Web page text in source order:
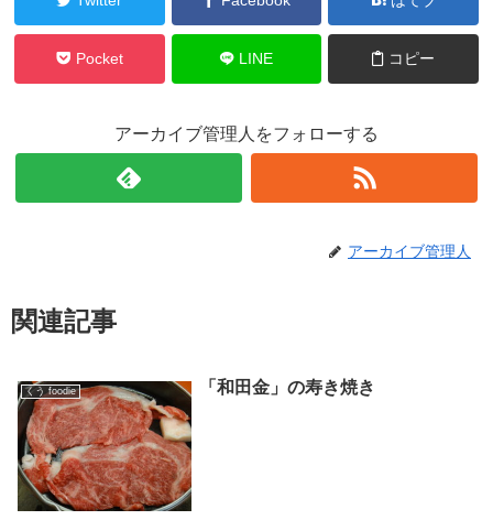
Pocket LINE コピー
アーカイブ管理人をフォローする
アーカイブ管理人
関連記事
くう foodie 「和田金」の寿き焼き